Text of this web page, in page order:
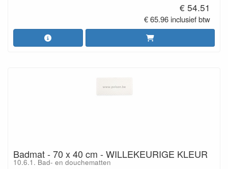
€ 54.51
€ 65.96 inclusief btw
Badmat - 70 x 40 cm - WILLEKEURIGE KLEUR
10.6.1. Bad- en douchematten